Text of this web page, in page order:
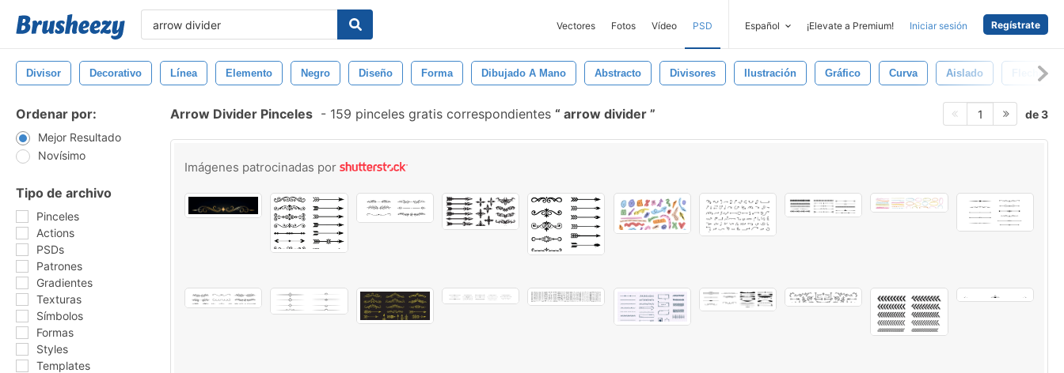
Vectores Fotos Vídeo PSD Español ¡Elevate a Premium! Iniciar sesión Regístrate
Divisor Decorativo Línea Elemento Negro Diseño Forma Dibujado A Mano Abstracto Divisores Ilustración Gráfico Curva Aislado Flecha
Ordenar por:
Mejor Resultado
Novísimo
Tipo de archivo
Pinceles
Actions
PSDs
Patrones
Gradientes
Texturas
Símbolos
Formas
Styles
Templates
Arrow Divider Pinceles - 159 pinceles gratis correspondientes arrow divider 1 de 3
Imágenes patrocinadas por